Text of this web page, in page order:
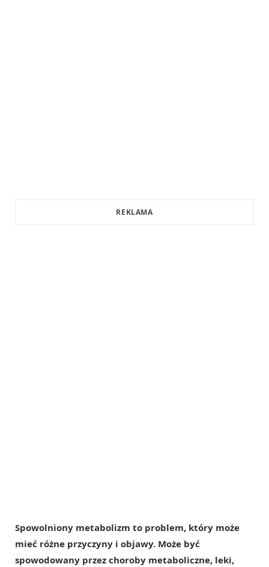
REKLAMA
Spowolniony metabolizm to problem, który może
mieć różne przyczyny i objawy. Może być
spowodowany przez choroby metaboliczne, leki,